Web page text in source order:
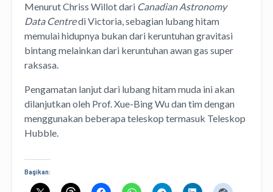
Menurut Chriss Willot dari Canadian Astronomy
Data Centredi Victoria, sebagian lubang hitam
memulai hidupnya bukan dari keruntuhan gravitasi
bintang melainkan dari keruntuhan awan gas super
raksasa.
Pengamatan lanjut dari lubang hitam muda ini akan
dilanjutkan oleh Prof. Xue-Bing Wu dan tim dengan
menggunakan beberapa teleskop termasuk Teleskop
Hubble.
Bagikan: